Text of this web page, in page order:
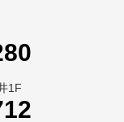
1F